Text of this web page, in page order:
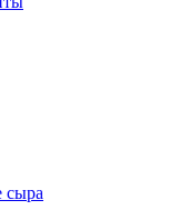
сыра